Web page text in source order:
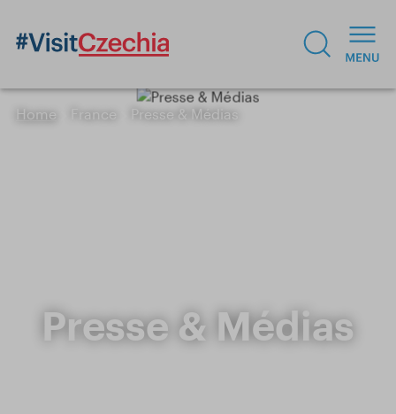
Home France Presse & Médias
Presse & Médias